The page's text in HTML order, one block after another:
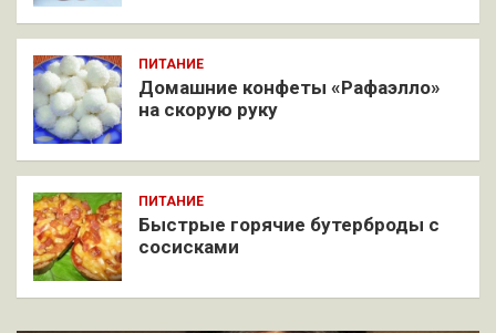
ПИТАНИЕ
Домашние конфеты «Рафаэлло»
на скорую руку
ПИТАНИЕ
Быстрые горячие бутерброды с
сосисками